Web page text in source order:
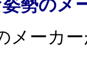
勢のメ
ーカ